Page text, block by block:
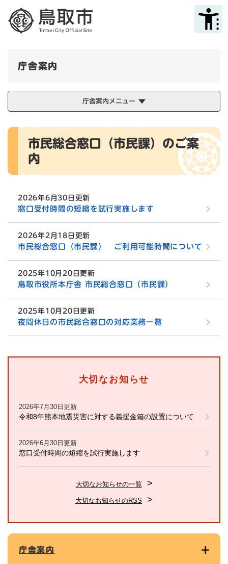
メニューを飛ばして本文へ
庁舎案内
庁舎案内メニュー
本
市民総合窓口（市民課）のご案
内
2026年6月30日更新
窓口受付時間の短縮を試行実施します
2026年2月18日更新
市民総合窓口（市民課） ご利用可能時間について
2025年10月20日更新
鳥取市役所本庁舎 市民総合窓口（市民課）
2025年10月20日更新
夜間休日の市民総合窓口の対応業務一覧
大切なお知らせ
2026年7月30日更新
令和8年熊本地震災害に対する義援金箱の設置について
2026年6月30日更新
窓口受付時間の短縮を試行実施します
大切なお知らせの一覧
大切なお知らせのRSS
庁舎案内